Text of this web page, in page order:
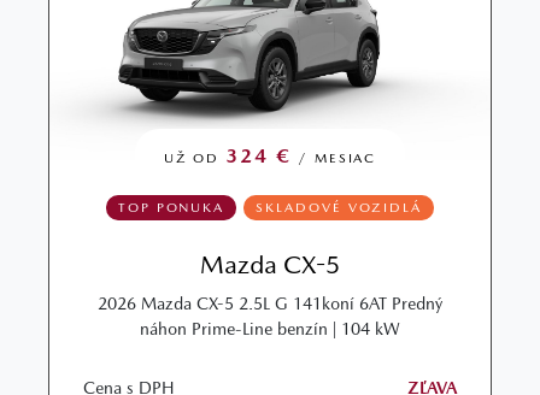
UŽ OD 324 € / MESIAC
TOP PONUKA SKLADOVÉ VOZIDLÁ
Mazda CX-5
2026 Mazda CX-5 2.5L G 141koní 6AT Predný
náhon Prime-Line benzín | 104 kW
Cena s DPH ZĽAVA